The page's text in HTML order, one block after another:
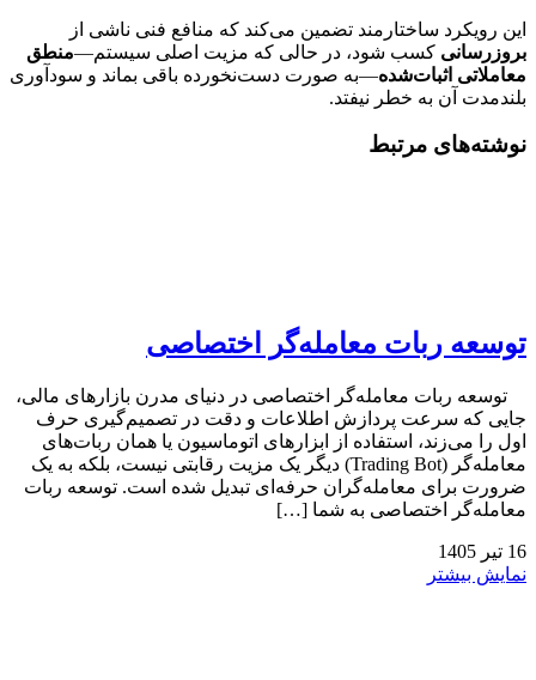
این رویکرد ساختارمند تضمین می‌کند که منافع فنی ناشی از
بروزرسانی کسب شود، در حالی که مزیت اصلی سیستم—منطق
معاملاتی اثبات‌شده—به صورت دست‌نخورده باقی بماند و سودآوری
بلندمدت آن به خطر نیفتد.
نوشته‌های مرتبط
توسعه ربات معامله‌گر اختصاصی
توسعه ربات معامله‌گر اختصاصی در دنیای مدرن بازارهای مالی،
جایی که سرعت پردازش اطلاعات و دقت در تصمیم‌گیری حرف
اول را می‌زند، استفاده از ابزارهای اتوماسیون یا همان ربات‌های
معامله‌گر (Trading Bot) دیگر یک مزیت رقابتی نیست، بلکه به یک
ضرورت برای معامله‌گران حرفه‌ای تبدیل شده است. توسعه ربات
معامله‌گر اختصاصی به شما […]
16 تیر 1405
نمایش بیشتر